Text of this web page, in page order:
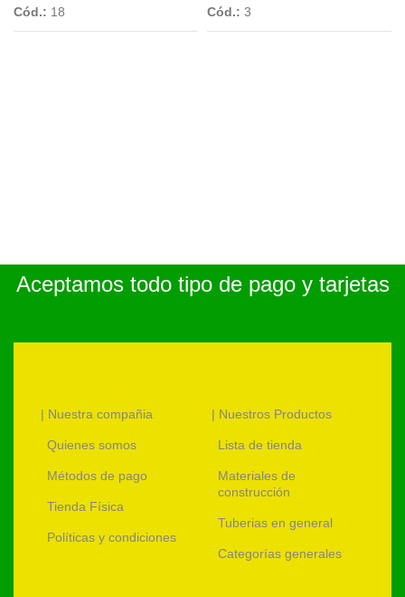
Cód.: 18
Cód.: 3
Aceptamos todo tipo de pago y tarjetas
| Nuestra compañia
Quienes somos
Métodos de pago
Tienda Física
Políticas y condiciones
| Nuestros Productos
Lista de tienda
Materiales de
construcción
Tuberias en general
Categorías generales